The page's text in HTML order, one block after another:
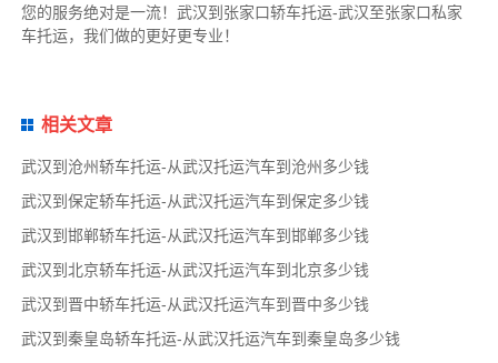
您的服务绝对是一流！武汉到张家口轿车托运-武汉至张家口私家
车托运，我们做的更好更专业！
相关文章
武汉到沧州轿车托运-从武汉托运汽车到沧州多少钱
武汉到保定轿车托运-从武汉托运汽车到保定多少钱
武汉到邯郸轿车托运-从武汉托运汽车到邯郸多少钱
武汉到北京轿车托运-从武汉托运汽车到北京多少钱
武汉到晋中轿车托运-从武汉托运汽车到晋中多少钱
武汉到秦皇岛轿车托运-从武汉托运汽车到秦皇岛多少钱